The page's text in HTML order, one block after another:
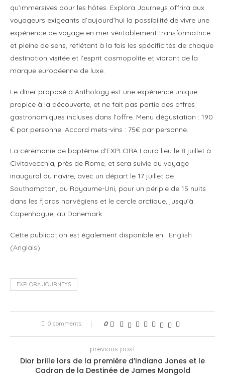
qu’immersives pour les hôtes. Explora Journeys offrira aux
voyageurs exigeants d’aujourd’hui la possibilité de vivre une
expérience de voyage en mer véritablement transformatrice
et pleine de sens, reflétant à la fois les spécificités de chaque
destination visitée et l’esprit cosmopolite et vibrant de la
marque européenne de luxe.
Le dîner proposé à Anthology est une expérience unique
propice à la découverte, et ne fait pas partie des offres
gastronomiques incluses dans l’offre. Menu dégustation : 190
€ par personne. Accord mets-vins : 75€ par personne.
La cérémonie de baptême d’EXPLORA I aura lieu le 8 juillet à
Civitavecchia, près de Rome, et sera suivie du voyage
inaugural du navire, avec un départ le 17 juillet de
Southampton, au Royaume-Uni, pour un périple de 15 nuits
dans les fjords norvégiens et le cercle arctique, jusqu’à
Copenhague, au Danemark.
Cette publication est également disponible en : English
(Anglais)
EXPLORA JOURNEYS
0 comments 0
previous post
Dior brille lors de la première d’Indiana Jones et le
Cadran de la Destinée de James Mangold